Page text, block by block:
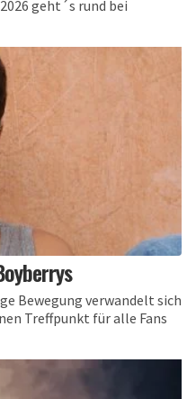
geht´s rund bei
Bewegung verwandelt sich
Treffpunkt für alle Fans